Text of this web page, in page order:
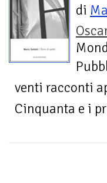
di
venti racconti
Cinquanta e i